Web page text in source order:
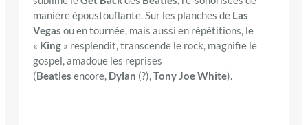
manière époustouflante. Sur les planches de Las
Vegas ou en tournée, mais aussi en répétitions, le
« King » resplendit, transcende le rock, magnifie le
gospel, amadoue les reprises
(Beatles encore, Dylan (?),Tony Joe White).